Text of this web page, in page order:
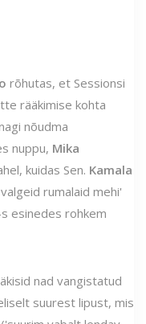
rõhutas, et Sessionsi
rääkimise kohta
nõudma
nuppu, Mika
kuidas Sen. Kamala
rumalaid mehi'
s esinedes rohkem
nad vangistatud
suurest lipust, mis